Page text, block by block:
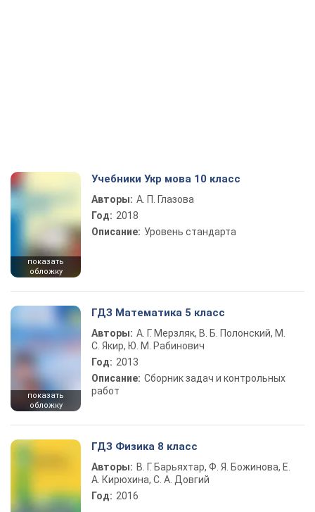
показать
обложку
Учебники Укр мова 10 класс
Авторы: А. П. Глазова
Год: 2018
Описание: Уровень стандарта
показать
обложку
ГДЗ Математика 5 класс
Авторы: А. Г. Мерзляк, В. Б. Полонский, М.
С. Якир, Ю. М. Рабинович
Год: 2013
Описание: Сборник задач и контрольных
работ
ГДЗ Физика 8 класс
Авторы: В. Г. Барьяхтар, Ф. Я. Божинова, Е.
А. Кирюхина, С. А. Довгий
Год: 2016